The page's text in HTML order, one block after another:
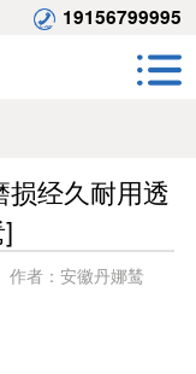
19156799995
损经久耐用透
作者： 安徽丹娜鸶